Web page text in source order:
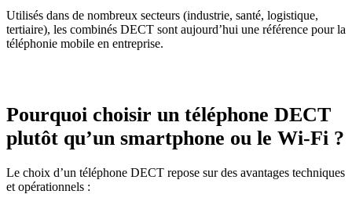
Utilisés dans de nombreux secteurs (industrie, santé, logistique,
tertiaire), les combinés DECT sont aujourd’hui une référence pour la
téléphonie mobile en entreprise.
Pourquoi choisir un téléphone DECT
plutôt qu’un smartphone ou le Wi-Fi ?
Le choix d’un téléphone DECT repose sur des avantages techniques
et opérationnels :